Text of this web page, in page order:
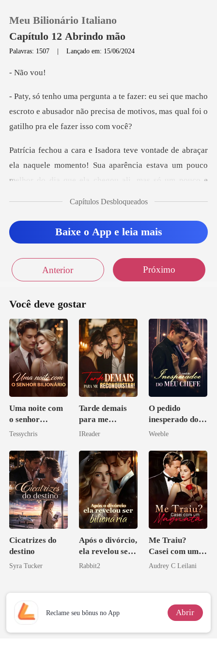
Loja
Histórico
Meu Bilionário Italiano
Capítulo 12 Abrindo mão
Palavras: 1507 |Lançado em: 15/06/2024
ão
e macho
escroto e abusador não precisa de motivos,
naquele momento! Sua aparência estava um pouco
melhor do dia
Capítulos Desbloqueados
Baixe o App e leia mais
Anterior Próximo
Você deve gostar
Uma noite com
o senhor
Bilionário
Tessychris
Tarde demais
para me
reconquistar!
IReader
O pedido
inesperado do
meu chefe
Weeble
Cicatrizes do
destino
Syra Tucker
Após o divórcio,
ela revelou ser
bilionária
Rabbit2
Me Traiu?
Casei com um
Magnata
Audrey C Leilani
Reclame seu bônus no App Abrir